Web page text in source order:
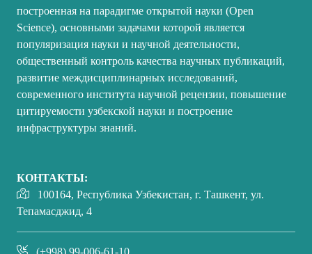
построенная на парадигме открытой науки (Open
Science), основными задачами которой является
популяризация науки и научной деятельности,
общественный контроль качества научных публикаций,
развитие междисциплинарных исследований,
современного института научной рецензии, повышение
цитируемости узбекской науки и построение
инфраструктуры знаний.
КОНТАКТЫ:
100164, Республика Узбекистан, г. Ташкент, ул.
Тепамасджид, 4